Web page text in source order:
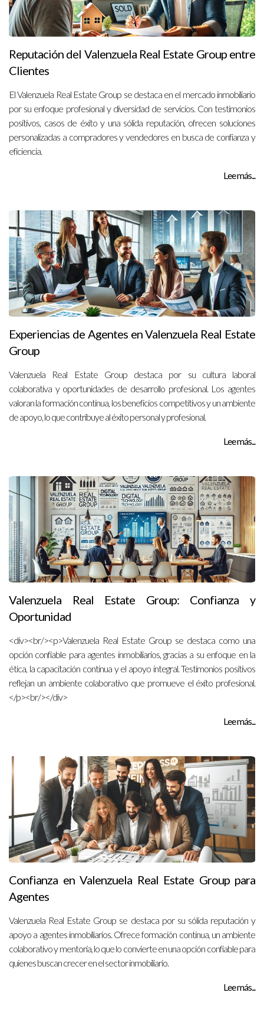
Reputación del Valenzuela Real Estate Group entre
Clientes
El Valenzuela Real Estate Group se destaca en el mercado inmobiliario
por su enfoque profesional y diversidad de servicios. Con testimonios
positivos, casos de éxito y una sólida reputación, ofrecen soluciones
personalizadas a compradores y vendedores en busca de confianza y
eficiencia.
Lee más...
Experiencias de Agentes en Valenzuela Real Estate
Group
Valenzuela Real Estate Group destaca por su cultura laboral
colaborativa y oportunidades de desarrollo profesional. Los agentes
valoran la formación continua, los beneficios competitivos y un ambiente
de apoyo, lo que contribuye al éxito personal y profesional.
Lee más...
Valenzuela Real Estate Group: Confianza y
Oportunidad
<div><br/><p>Valenzuela Real Estate Group se destaca como una
opción confiable para agentes inmobiliarios, gracias a su enfoque en la
ética, la capacitación continua y el apoyo integral. Testimonios positivos
reflejan un ambiente colaborativo que promueve el éxito profesional.
</p><br/></div>
Lee más...
Confianza en Valenzuela Real Estate Group para
Agentes
Valenzuela Real Estate Group se destaca por su sólida reputación y
apoyo a agentes inmobiliarios. Ofrece formación continua, un ambiente
colaborativo y mentoría, lo que lo convierte en una opción confiable para
quienes buscan crecer en el sector inmobiliario.
Lee más...